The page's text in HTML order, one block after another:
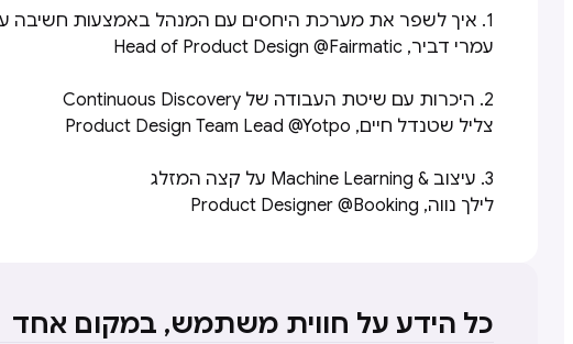
1. איך לשפר את מערכת היחסים עם המנהל באמצעות חשיבה עיצובית
עמרי דביר, Head of Product Design @Fairmatic
2. היכרות עם שיטת העבודה של Continuous Discovery
צליל שטנדל חיים, Product Design Team Lead @Yotpo
3. עיצוב & Machine Learning על קצה המזלג
לילך נווה, Product Designer @Booking
כל הידע על חווית משתמש, במקום אחד